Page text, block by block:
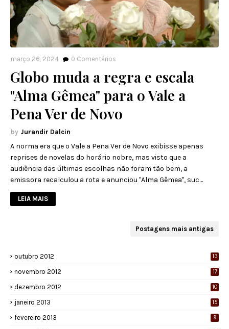
março 26, 2024 0 Comentários
Globo muda a regra e escala
"Alma Gêmea" para o Vale a
Pena Ver de Novo
Jurandir Dalcin
A norma era que o Vale a Pena Ver de Novo exibisse apenas
reprises de novelas do horário nobre, mas visto que a
audiência das últimas escolhas não foram tão bem, a
emissora recalculou a rota e anunciou "Alma Gêmea", suc…
LEIA MAIS
Postagens mais antigas
outubro 2012 13
novembro 2012 17
dezembro 2012 10
janeiro 2013 15
fevereiro 2013 9